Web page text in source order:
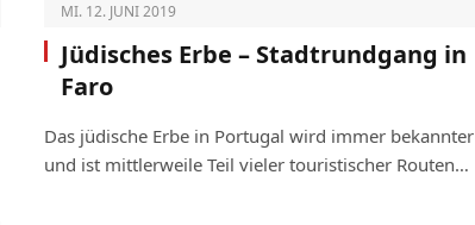
MI. 12. JUNI 2019
Jüdisches Erbe – Stadtrundgang in
Faro
Das jüdische Erbe in Portugal wird immer bekannter
und ist mittlerweile Teil vieler touristischer Routen…